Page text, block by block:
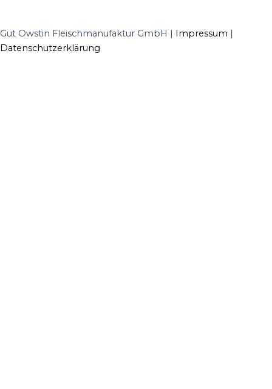
Gut Owstin Fleischmanufaktur GmbH | Impressum |
Datenschutzerklärung